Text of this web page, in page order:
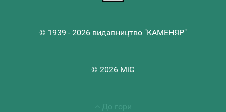
© 1939 - 2026 видавництво "КАМЕНЯР"
© 2026 MiG
До гори